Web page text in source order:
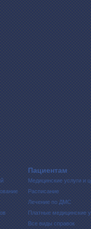
Пациентам
Медицинские услуги и
Расписание
Лечение по ДМС
Платные медицинские
Все виды справок